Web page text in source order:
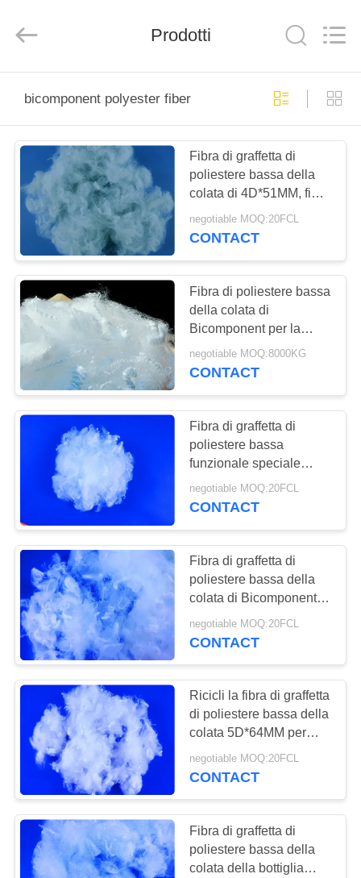
PRODOTTI
VIDEO
CIRCA
NOI
GIRO
DELLA
FABBRICA
CONTROLLO
QUALITÀ
CONTATTICI
NOTIZIE
CASI
MAPPA
SITO
PRIVACY
POLICY
AZURE
IMP&EXP
Rights
Prodotti
bicomponent polyester fiber
Fibra di graffetta di
poliestere bassa della
colata di 4D*51MM, fibra
di poliestere di
Bicomponent
negotiable MOQ:20FCL
CONTACT
Fibra di poliestere bassa
della colata di
Bicomponent per la
fodera automobilistica
del tronco degli interni
negotiable MOQ:8000KG
CONTACT
Fibra di graffetta di
poliestere bassa
funzionale speciale
della colata Pilling anti-
4D*51mm
negotiable MOQ:20FCL
CONTACT
Fibra di graffetta di
poliestere bassa della
colata di Bicomponent
2D-65D con 25MM-
102MM tagliati
negotiable MOQ:20FCL
CONTACT
Ricicli la fibra di graffetta
di poliestere bassa della
colata 5D*64MM per
tessuto non
negotiable MOQ:20FCL
CONTACT
Fibra di graffetta di
poliestere bassa della
colata della bottiglia